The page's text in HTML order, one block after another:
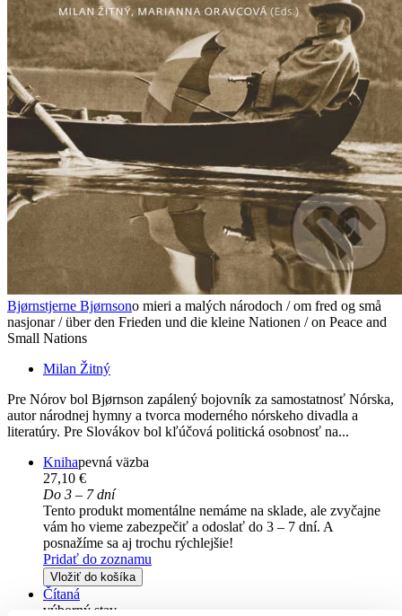
Bjørnstjerne Bjørnsono mieri a malých národoch / om fred og små
nasjonar / über den Frieden und die kleine Nationen / on Peace and
Small Nations
Milan Žitný
Pre Nórov bol Bjørnson zapálený bojovník za samostatnosť Nórska,
autor národnej hymny a tvorca moderného nórskeho divadla a
literatúry. Pre Slovákov bol kľúčová politická osobnosť na...
Knihapevná väzba
27,10 €
Do 3 – 7 dní
Tento produkt momentálne nemáme na sklade, ale zvyčajne
vám ho vieme zabezpečiť a odoslať do 3 – 7 dní. A
posnažíme sa aj trochu rýchlejšie!
Pridať do zoznamu
Vložiť do košíka
Čítaná
výborný stav